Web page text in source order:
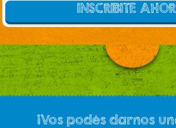
INSCRIBITE
¡Vos podés darnos